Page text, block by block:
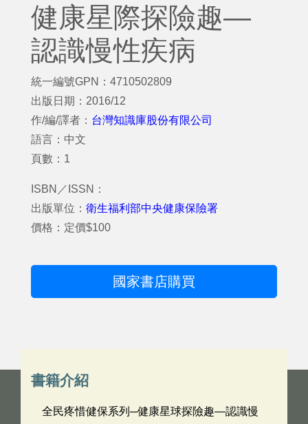
健康星際探險趣—
認識慢性疾病
統一編號GPN：4710502809
出版日期：2016/12
作/編/譯者： 台灣知識庫股份有限公司
語言：中文
頁數：1
ISBN／ISSN：
出版單位： 衛生福利部中央健康保險署
價格：定價$100
國家書店購買
書籍介紹
全民疼惜健保系列─健康星球探險趣—認識慢